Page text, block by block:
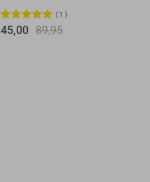
1
45,00 89,95